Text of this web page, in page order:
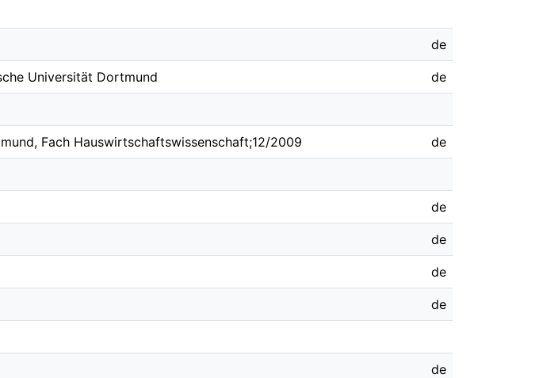
de
Universität Dortmund de
Fach Hauswirtschaftswissenschaft;12/2009 de
de
de
de
de
de